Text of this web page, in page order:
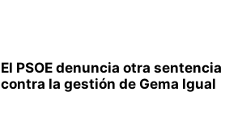
El PSOE denuncia otra sentencia
contra la gestión de Gema Igual